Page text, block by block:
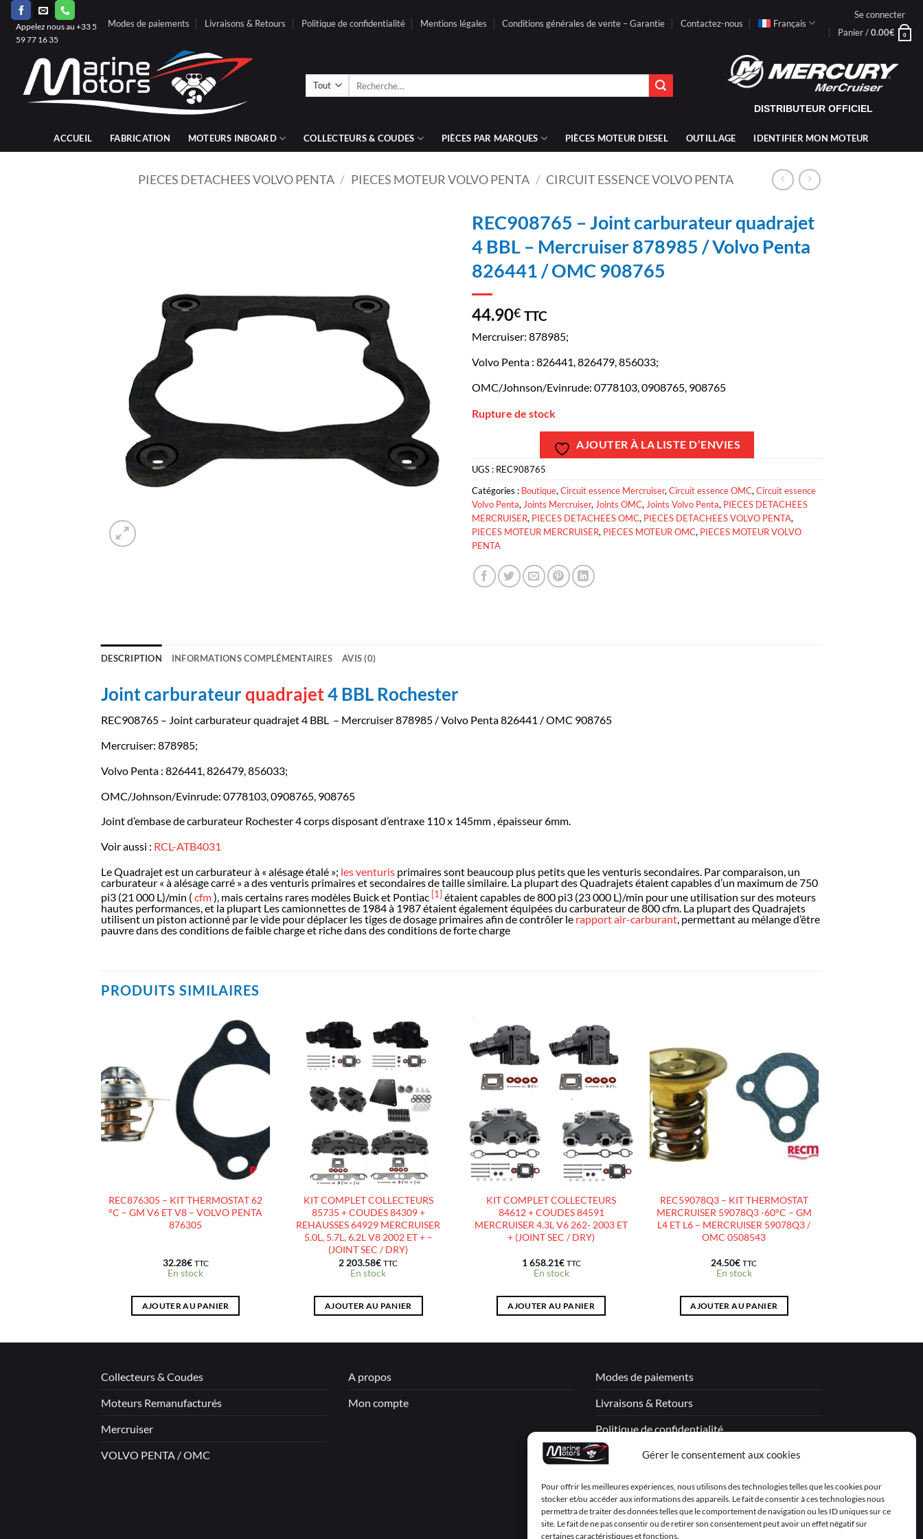
Gérer le consentement aux cookies
Pour offrir les meilleures expériences, nous utilisons des technologies telles que les cookies pour
stocker et/ou accéder aux informations des appareils. Le fait de consentir à ces technologies nous
permettra de traiter des données telles que le comportement de navigation ou les ID uniques sur ce
site. Le fait de ne pas consentir ou de retirer son consentement peut avoir un effet négatif sur
certaines caractéristiques et fonctions.
Passer
contenu
Appelez nous au +33 5
59 77 16 35
Modes de paiements Livraisons & Retours Politique de confidentialité Mentions légales Conditions générales de vente – Garantie Contactez-nous Français
Se connecter
Panier /0.00€ 0
Recherche
DISTRIBUTEUR OFFICIEL
ACCUEIL FABRICATION MOTEURS INBOARD COLLECTEURS & COUDES PIÈCES PAR MARQUES PIÈCES MOTEUR DIESEL OUTILLAGE IDENTIFIER MON MOTEUR
PIECES DETACHEES VOLVO PENTA / PIECES MOTEUR VOLVO PENTA / CIRCUIT ESSENCE VOLVO PENTA
D’ENVIES
REC908765 – Joint carburateur quadrajet
4 BBL – Mercruiser 878985 / Volvo Penta
826441 / OMC 908765
44.90€ TTC
Mercruiser: 878985;
Volvo Penta : 826441, 826479, 856033;
OMC/Johnson/Evinrude: 0778103, 0908765, 908765
Rupture de stock
AJOUTER À LA LISTE D’ENVIES
UGS : REC908765
Catégories : Boutique,Circuit essence Mercruiser,Circuit essence OMC,Circuit essence
Volvo Penta,Joints Mercruiser,Joints OMC,Joints Volvo Penta, PIECES DETACHEES
MERCRUISER, PIECES DETACHEES OMC, PIECES DETACHEES VOLVO PENTA,
PIECES MOTEUR MERCRUISER, PIECES MOTEUR OMC, PIECES MOTEUR VOLVO
PENTA
DESCRIPTION INFORMATIONS COMPLÉMENTAIRES AVIS (0)
Joint carburateurquadrajet4 BBL Rochester
REC908765 – Joint carburateur quadrajet 4 BBL – Mercruiser 878985 / Volvo Penta 826441 / OMC 908765
Mercruiser: 878985;
Volvo Penta : 826441, 826479, 856033;
OMC/Johnson/Evinrude: 0778103, 0908765, 908765
Joint d’embase de carburateur Rochester 4 corps disposant d’entraxe 110 x 145mm , épaisseur 6mm.
Voir aussi : RCL-ATB4031
Le Quadrajet est un carburateur à « alésage étalé »; les venturis primaires sont beaucoup plus petits que les venturis secondaires. Par comparaison, un
carburateur « à alésage carré » a des venturis primaires et secondaires de taille similaire. La plupart des Quadrajets étaient capables d’un maximum de 750
pi3 (21 000 L)/min ( cfm), mais certains rares modèles Buick et Pontiac [1] étaient capables de 800 pi3 (23 000 L)/min pour une utilisation sur des moteurs
hautes performances, et la plupart Les camionnettes de 1984 à 1987 étaient également équipées du carburateur de 800 cfm. La plupart des Quadrajets
utilisent un piston actionné par le vide pour déplacer les tiges de dosage primaires afin de contrôler le rapport air-carburant, permettant au mélange d’être
pauvre dans des conditions de faible charge et riche dans des conditions de forte charge
PRODUITS SIMILAIRES
À LA
REC876305 – KIT THERMOSTAT 62
°C – GM V6 ET V8 – VOLVO PENTA
876305
32.28€ TTC
En stock
AJOUTER AU PANIER
AJOUTER
À LA
D’ENVIES
KIT COMPLET COLLECTEURS
85735 + COUDES 84309 +
REHAUSSES 64929 MERCRUISER
5.0L, 5.7L, 6.2L V8 2002 ET + –
(JOINT SEC / DRY)
2 203.58€ TTC
En stock
AJOUTER AU PANIER
AJOUTER
À LA
LISTE
D’ENVIES
KIT COMPLET COLLECTEURS
84612 + COUDES 84591
MERCRUISER 4.3L V6 262- 2003 ET
+ (JOINT SEC / DRY)
1 658.21€ TTC
En stock
AJOUTER AU PANIER
AJOUTER
À LA
D’ENVIES
REC59078Q3 – KIT THERMOSTAT
MERCRUISER 59078Q3 -60°C – GM
L4 ET L6 – MERCRUISER 59078Q3 /
OMC 0508543
24.50€ TTC
En stock
AJOUTER AU PANIER
Collecteurs & Coudes
Moteurs Remanufacturés
Mercruiser
VOLVO PENTA / OMC
A propos
Mon compte
Modes de paiements
Livraisons & Retours
Politique de confidentialité
Mentions légales
Conditions générales de vente – Garantie
Déclaration de confidentialité (UE)